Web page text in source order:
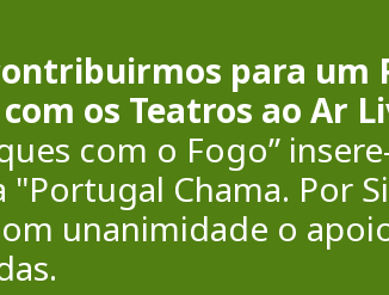
para
os Teatros ao Ar
com o Fogo”
Chama. Por
unanimidade o